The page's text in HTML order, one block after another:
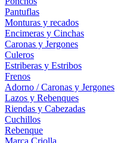
Pantuflas
Monturas y recados
Encimeras y Cinchas
Caronas y Jergones
Culeros
Estriberas y Estribos
Frenos
Adorno / Caronas y Jergones
Lazos y Rebenques
Riendas y Cabezadas
Cuchillos
Rebenque
Marca Criolla